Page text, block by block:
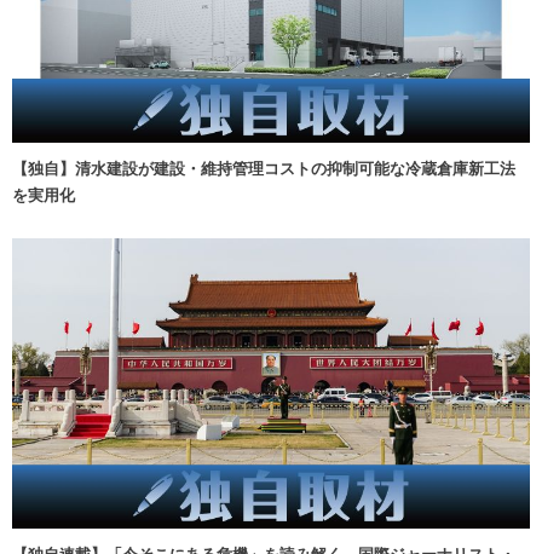
【独自】清水建設が建設・維持管理コストの抑制可能な冷蔵倉庫新工法
を実用化